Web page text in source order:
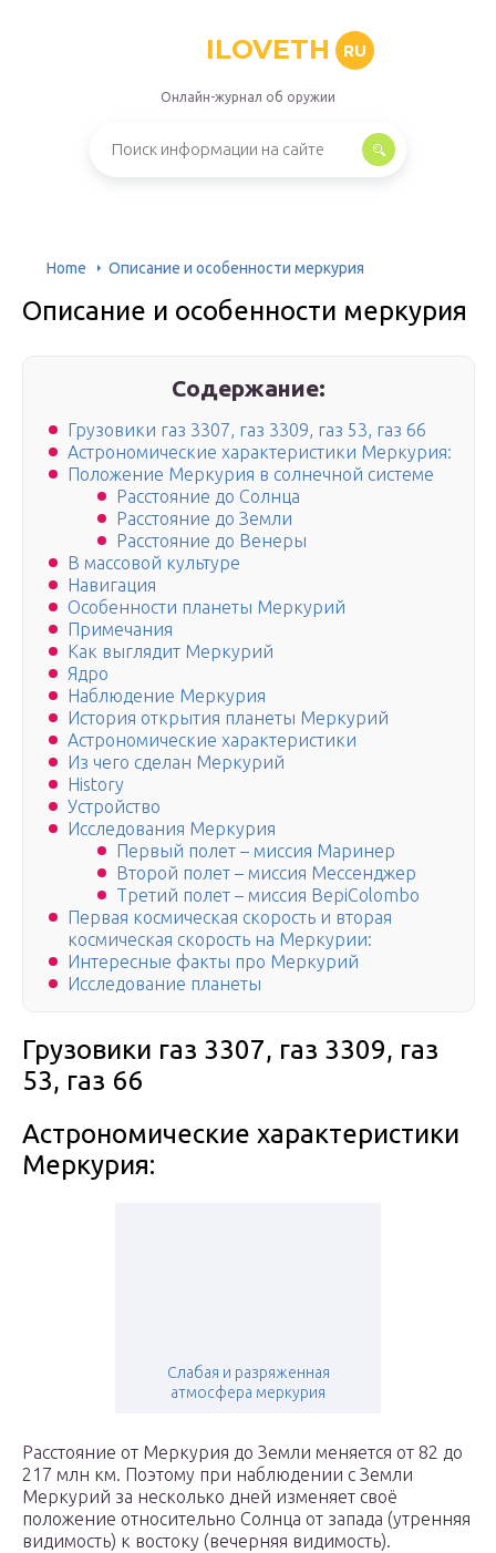
ILOVETH RU
Онлайн-журнал об оружии
Home Описание и особенности меркурия
Описание и особенности меркурия
Содержание:
Грузовики газ 3307, газ 3309, газ 53, газ 66
Астрономические характеристики Меркурия:
Положение Меркурия в солнечной системе
Расстояние до Солнца
Расстояние до Земли
Расстояние до Венеры
В массовой культуре
Навигация
Особенности планеты Меркурий
Примечания
Как выглядит Меркурий
Ядро
Наблюдение Меркурия
История открытия планеты Меркурий
Астрономические характеристики
Из чего сделан Меркурий
History
Устройство
Исследования Меркурия
Первый полет – миссия Маринер
Второй полет – миссия Мессенджер
Третий полет – миссия BepiColombo
Первая космическая скорость и вторая
космическая скорость на Меркурии:
Интересные факты про Меркурий
Исследование планеты
Грузовики газ 3307, газ 3309, газ
53, газ 66
Астрономические характеристики
Меркурия:
Слабая и разряженная
атмосфера меркурия
Расстояние от Меркурия до Земли меняется от 82 до
217 млн км. Поэтому при наблюдении с Земли
Меркурий за несколько дней изменяет своё
положение относительно Солнца от запада (утренняя
видимость) к востоку (вечерняя видимость).